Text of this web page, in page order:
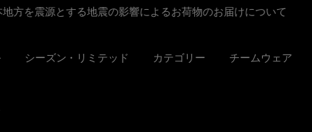
を震源とする地震の影響によるお荷物のお届けについて
シーズン・リミテッド カテゴリー チームウェア